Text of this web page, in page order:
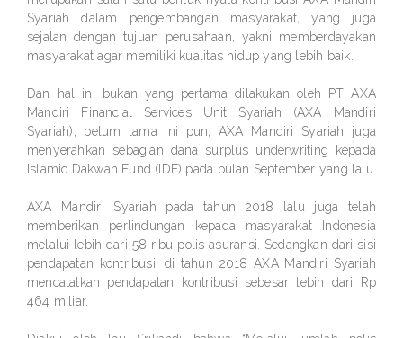
Syariah dalam pengembangan masyarakat, yang juga
sejalan dengan tujuan perusahaan, yakni memberdayakan
masyarakat agar memiliki kualitas hidup yang lebih baik.
Dan hal ini bukan yang pertama dilakukan oleh PT AXA
Mandiri Financial Services Unit Syariah (AXA Mandiri
Syariah), belum lama ini pun, AXA Mandiri Syariah juga
menyerahkan sebagian dana surplus underwriting kepada
Islamic Dakwah Fund (IDF) pada bulan September yang lalu.
AXA Mandiri Syariah pada tahun 2018 lalu juga telah
memberikan perlindungan kepada masyarakat Indonesia
melalui lebih dari 58 ribu polis asuransi. Sedangkan dari sisi
pendapatan kontribusi, di tahun 2018 AXA Mandiri Syariah
mencatatkan pendapatan kontribusi sebesar lebih dari Rp
464 miliar.